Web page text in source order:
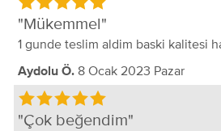
Mükemmel
1 gunde teslim aldim baski kalitesi
Aydolu Ö. 8 Ocak 2023 Pazar
Çok beğendim